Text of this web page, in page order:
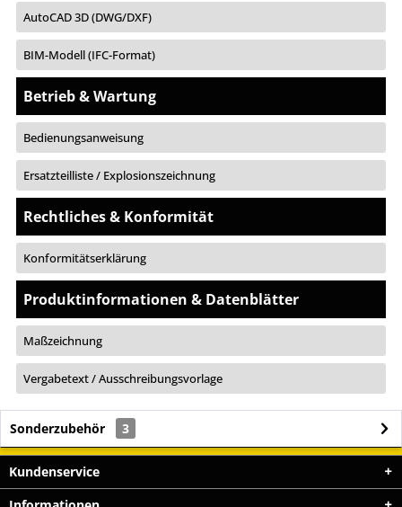
AutoCAD 3D (DWG/DXF)
BIM-Modell (IFC-Format)
Betrieb & Wartung
Bedienungsanweisung
Ersatzteilliste / Explosionszeichnung
Rechtliches & Konformität
Konformitätserklärung
Produktinformationen & Datenblätter
Maßzeichnung
Vergabetext / Ausschreibungsvorlage
Sonderzubehör 3
Kundenservice